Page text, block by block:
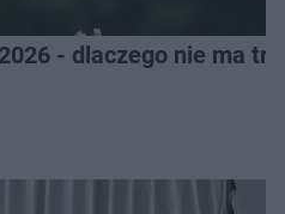
- dlaczego nie ma